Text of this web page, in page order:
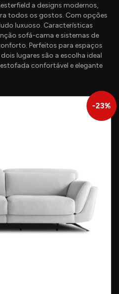
a designs modernos,
todos os gostos. Com opções
luxuoso. Características
sofá-cama e sistemas de
Perfeitos para espaços
lugares são a escolha ideal
confortável e elegante
-23%